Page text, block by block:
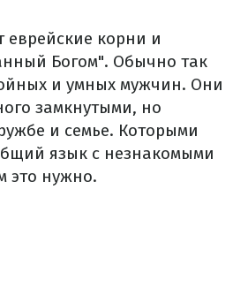
еврейские корни и
Богом". Обычно так
и умных мужчин. Они
замкнутыми, но
и семье. Которыми
язык с незнакомыми
это нужно.